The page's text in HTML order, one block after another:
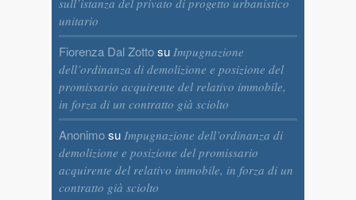
sull’istanza del privato di progetto urbanistico
unitario
Fiorenza Dal Zottosu Impugnazione
dell’ordinanza di demolizione e posizione del
promissario acquirente del relativo immobile,
in forza di un contratto già sciolto
Anonimosu Impugnazione dell’ordinanza di
demolizione e posizione del promissario
acquirente del relativo immobile, in forza di un
contratto già sciolto